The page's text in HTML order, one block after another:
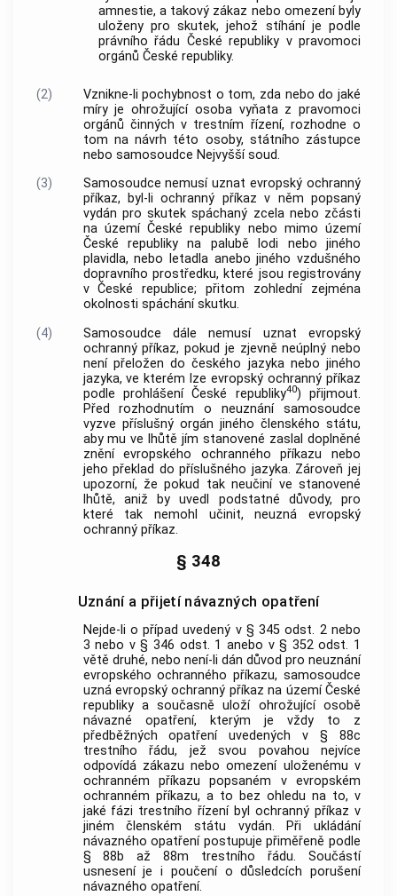
amnestie, a takový zákaz nebo omezení byly
uloženy pro skutek, jehož stíhání je podle
právního řádu České republiky v pravomoci
orgánů České republiky.
(2)
Vznikne-li pochybnost o tom, zda nebo do jaké
míry je ohrožující osoba vyňata z pravomoci
orgánů činných v trestním řízení, rozhodne o
tom na návrh této osoby, státního zástupce
nebo samosoudce Nejvyšší soud.
(3)
Samosoudce nemusí uznat evropský ochranný
příkaz, byl-li ochranný příkaz v něm popsaný
vydán pro skutek spáchaný zcela nebo zčásti
na území České republiky nebo mimo území
České republiky na palubě lodi nebo jiného
plavidla, nebo letadla anebo jiného vzdušného
dopravního prostředku, které jsou registrovány
v České republice; přitom zohlední zejména
okolnosti spáchání skutku.
(4)
Samosoudce dále nemusí uznat evropský
ochranný příkaz, pokud je zjevně neúplný nebo
není přeložen do českého jazyka nebo jiného
jazyka, ve kterém lze evropský ochranný příkaz
podle prohlášení České republiky40) přijmout.
Před rozhodnutím o neuznání samosoudce
vyzve příslušný orgán jiného členského státu,
aby mu ve lhůtě jím stanovené zaslal doplněné
znění evropského ochranného příkazu nebo
jeho překlad do příslušného jazyka. Zároveň jej
upozorní, že pokud tak neučiní ve stanovené
lhůtě, aniž by uvedl podstatné důvody, pro
které tak nemohl učinit, neuzná evropský
ochranný příkaz.
§ 348
Uznání a přijetí návazných opatření
Nejde-li o případ uvedený v § 345 odst. 2 nebo
3 nebo v § 346 odst. 1 anebo v § 352 odst. 1
větě druhé, nebo není-li dán důvod pro neuznání
evropského ochranného příkazu, samosoudce
uzná evropský ochranný příkaz na území České
republiky a současně uloží ohrožující osobě
návazné opatření, kterým je vždy to z
předběžných opatření uvedených v § 88c
trestního řádu, jež svou povahou nejvíce
odpovídá zákazu nebo omezení uloženému v
ochranném příkazu popsaném v evropském
ochranném příkazu, a to bez ohledu na to, v
jaké fázi trestního řízení byl ochranný příkaz v
jiném členském státu vydán. Při ukládání
návazného opatření postupuje přiměřeně podle
§ 88b až 88m trestního řádu. Součástí
usnesení je i poučení o důsledcích porušení
návazného opatření.